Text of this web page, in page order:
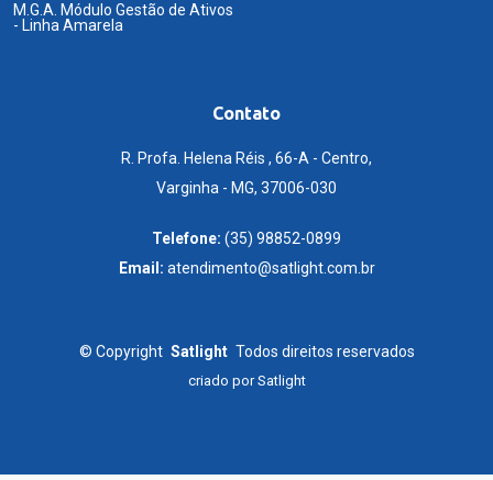
M.G.A. Módulo Gestão de Ativos
- Linha Amarela
Contato
R. Profa. Helena Réis , 66-A - Centro,
Varginha - MG, 37006-030
Telefone: (35) 98852-0899
Email: atendimento@satlight.com.br
© Copyright Satlight Todos direitos reservados
criado porSatlight